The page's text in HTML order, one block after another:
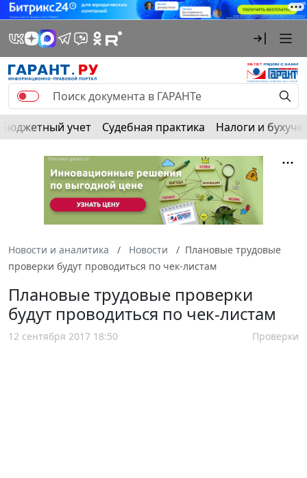
Бюджетный учет Судебная практика Налоги и
Новости и аналитика Новости
Плановые трудовые
проверки будут проводиться по чек-листам
Плановые трудовые проверки
будут проводиться по чек-листам
12 сентября 2017 18:50 Проверки